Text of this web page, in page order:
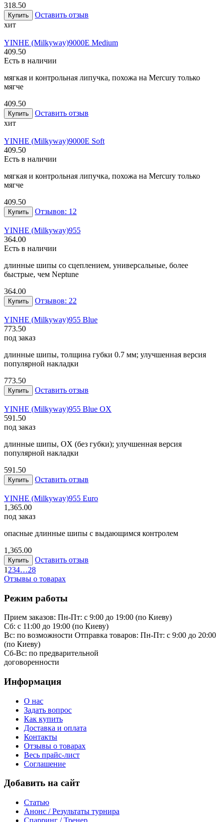
318.50
Купить
Оставить отзыв
хит
YINHE (Milkyway)9000E Medium
409.50
Есть в наличии
мягкая и контрольная липучка, похожа на Mercury только
мягче
409.50
Купить
Оставить отзыв
хит
YINHE (Milkyway)9000E Soft
409.50
Есть в наличии
мягкая и контрольная липучка, похожа на Mercury только
мягче
409.50
Купить Отзывов: 12
YINHE (Milkyway)955
364.00
Есть в наличии
длинные шипы со сцеплением, универсальные, более
быстрые, чем Neptune
364.00
Купить Отзывов: 22
YINHE (Milkyway)955 Blue
773.50
под заказ
длинные шипы, толщина губки 0.7 мм; улучшенная версия
популярной накладки
773.50
Купить Оставить отзыв
YINHE (Milkyway)955 Blue OX
591.50
под заказ
длинные шипы, OX (без губки); улучшенная версия
популярной накладки
591.50
Купить Оставить отзыв
YINHE (Milkyway)955 Euro
1,365.00
под заказ
опасные длинные шипы с выдающимся контролем
1,365.00
Купить
Оставить отзыв
1 234…28
Отзывы о товарах
Режим работы
Прием заказов: Пн-Пт: с 9:00 до 19:00 (по Киеву)
Cб: с 11:00 до 19:00 (по Киеву)
Вс: по возможности Отправка товаров: Пн-Пт: с 9:00 до 20:00
(по Киеву)
Cб-Вс: по предварительной
договоренности
Информация
О нас
Задать вопрос
Как купить
Доставка и оплата
Контакты
Отзывы о товарах
Весь прайс-лист
Соглашение
Добавить на сайт
Статью
Анонс / Результаты турнира